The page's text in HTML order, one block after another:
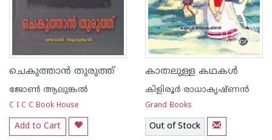
ചെകുത്താന്‍ തുരുത്ത്
ജോണ്‍‌ ആലുങ്കല്‍‌
C I C C Book House
Add to Cart
കാതലുള്ള കഥകള്‍
കിളിരൂര്‍ രാധാകൃഷ്ണന്‍
Grand Books
Out of Stock